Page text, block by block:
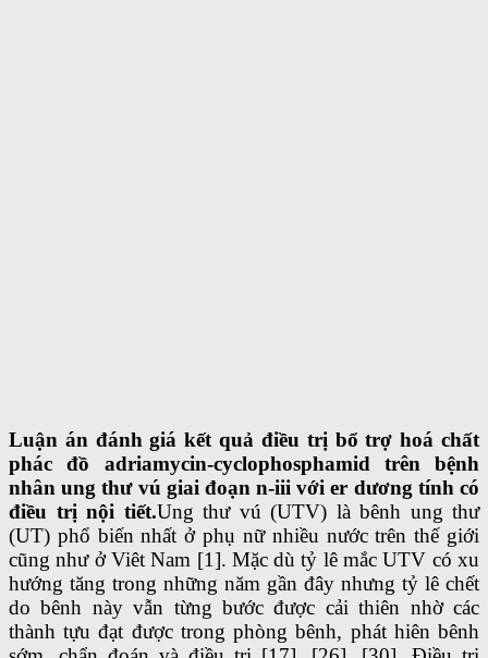
Luận án đánh giá kết quả điều trị bổ trợ hoá chất
phác đồ adriamycin-cyclophosphamid trên bệnh
nhân ung thư vú giai đoạn n-iii với er dương tính có
điều trị nội tiết.Ung thư vú (UTV) là bênh ung thư
(UT) phổ biến nhất ở phụ nữ nhiều nước trên thế giới
cũng như ở Viêt Nam [1]. Mặc dù tỷ lê mắc UTV có xu
hướng tăng trong những năm gần đây nhưng tỷ lê chết
do bênh này vẫn từng bước được cải thiên nhờ các
thành tựu đạt được trong phòng bênh, phát hiên bênh